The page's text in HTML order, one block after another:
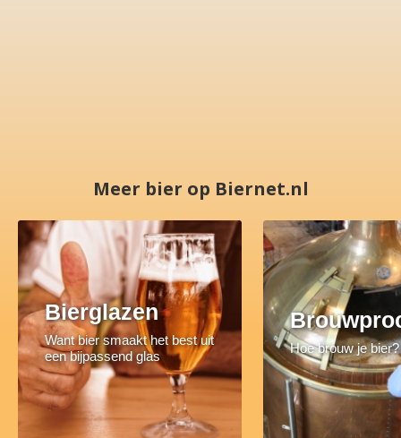
Meer bier op Biernet.nl
Bierglazen
Want bier smaakt het best uit
een bijpassend glas
Hoe brouw je bier?